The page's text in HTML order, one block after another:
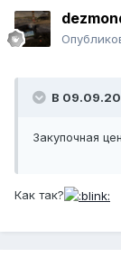
В
Закупочная
Как так?